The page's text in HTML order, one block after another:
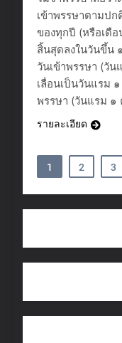
เข้าพรรษาตามป
ของทุกปี (หรือเดื
สิ้นสุดลงในวันขึ้น
วันเข้าพรรษา (วัน
เลื่อนเป็นวันแรม
พรรษา (วันแรม
รายละเอียด
1 2 3